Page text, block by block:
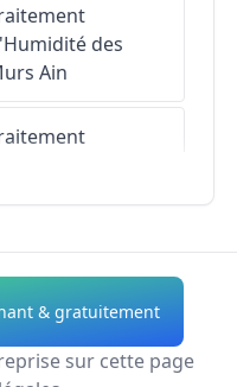
des
Ain
des
Allier
Traitement
& gratuitement
sur cette page